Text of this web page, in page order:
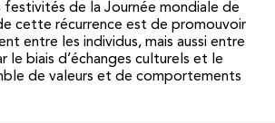
de la Journée mondiale de
cette récurrence est de promouvoir
entre les individus, mais aussi entre
le biais d’échanges culturels et le
de valeurs et de comportements